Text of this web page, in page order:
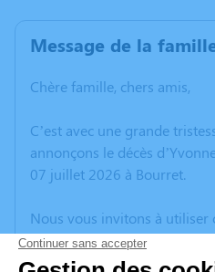
Message de la
Chère famille, chers amis,
C’est avec une grande
annonçons le décès
07 juillet 2026 à Bourret.
Nous vous invitons à utiliser
vos condoléances, partager
anecdote ou exprimer vos